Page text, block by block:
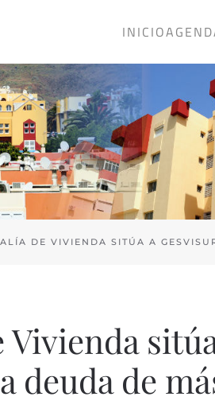
INICIO
DE VIVIENDA SITÚA A
deuda de